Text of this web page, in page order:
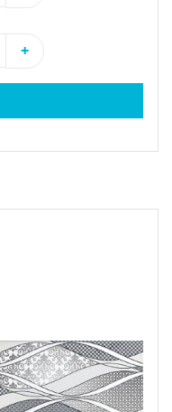
+